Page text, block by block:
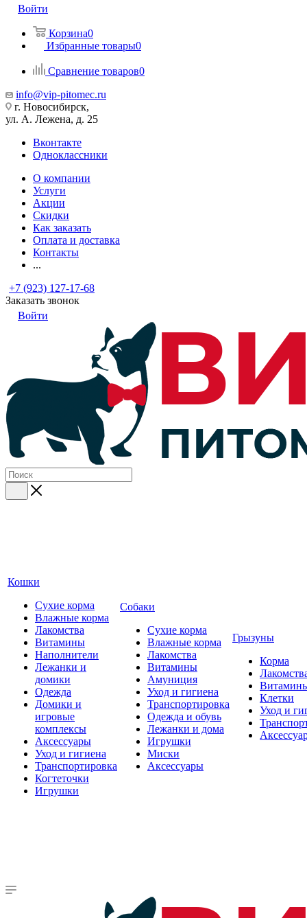
Войти
Корзина0
Избранные товары0
Сравнение товаров0
info@vip-pitomec.ru
г. Новосибирск,
ул. А. Лежена, д. 25
Вконтакте
Одноклассники
О компании
Услуги
Акции
Скидки
Как заказать
Оплата и доставка
Контакты
...
+7 (923) 127-17-68
Заказать звонок
Войти
Кошки
Сухие корма
Влажные корма
Лакомства
Витамины
Наполнители
Лежанки и
домики
Одежда
Домики и
игровые
комплексы
Аксессуары
Уход и гигиена
Транспортировка
Когтеточки
Игрушки
Собаки
Сухие корма
Влажные корма
Лакомства
Витамины
Амуниция
Уход и гигиена
Транспортировка
Одежда и обувь
Лежанки и дома
Игрушки
Миски
Аксессуары
Грызуны
Корма
Клетки
Уход и